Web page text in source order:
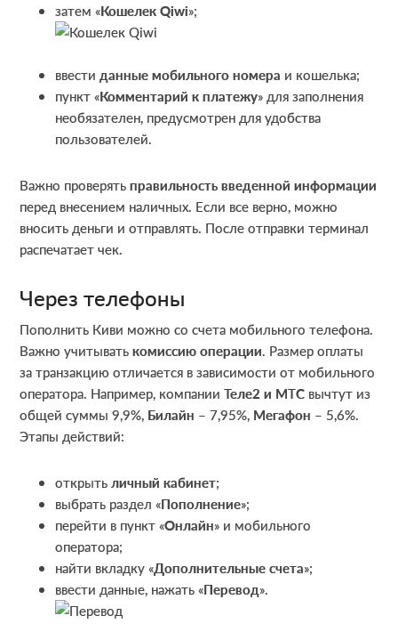
затем «КошелекQiwi»;
ввестиданные мобильного номера и кошелька;
пункт «Комментарий к платежу» для заполнения
необязателен, предусмотрен для удобства
пользователей.
Важно проверятьправильность введенной информации
перед внесением наличных. Если все верно, можно
вносить деньги и отправлять. После отправки терминал
распечатает чек.
Через телефоны
Пополнить Киви можно со счета мобильного телефона.
Важно учитыватькомиссию операции. Размер оплаты
за транзакцию отличается в зависимости от мобильного
оператора. Например, компанииТеле2 и МТС вычтут из
общей суммы 9,9%, Билайн – 7,95%, Мегафон – 5,6%.
Этапы действий:
открытьличный кабинет;
выбрать раздел «Пополнение»;
перейти в пункт «Онлайн» и мобильного
оператора;
найти вкладку «Дополнительные счета»;
ввести данные, нажать «Перевод».